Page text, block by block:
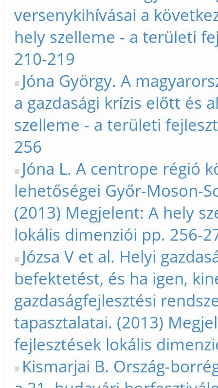
versenykihívásai a
hely szelleme - a területi
210-219
Jóna György. A
a gazdasági krízis előtt és
szelleme - a területi
256
Jóna L. A centrope régió
lehetőségei Győr-Moson-
(2013) Megjelent: A hely
lokális dimenziói pp. 256-
Józsa V et al. Helyi
befektetést, és ha igen,
gazdaságfejlesztési
tapasztalatai. (2013)
fejlesztések lokális
Kismarjai B. Ország-